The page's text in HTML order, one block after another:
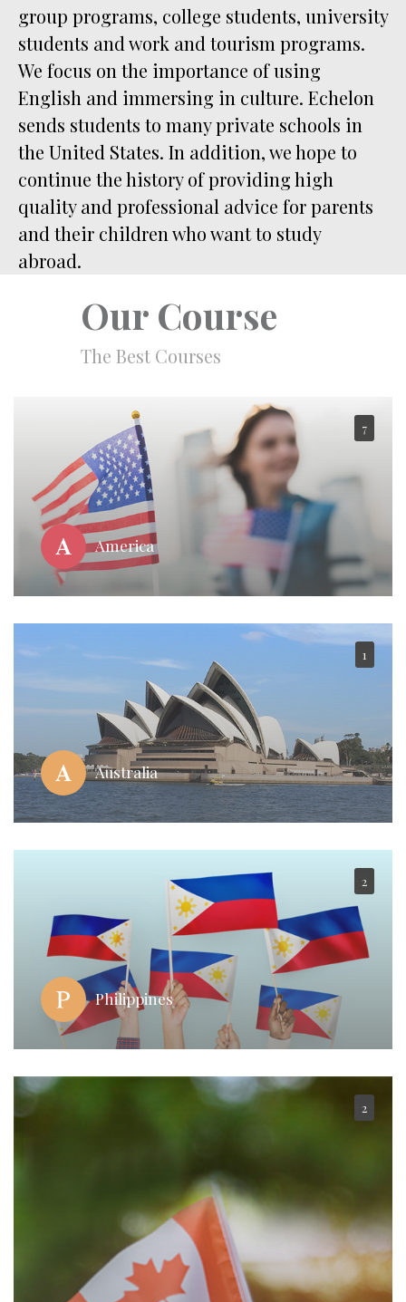
group programs, college students, university
students and work and tourism programs.
We focus on the importance of using
English and immersing in culture. Echelon
sends students to many private schools in
the United States. In addition, we hope to
continue the history of providing high
quality and professional advice for parents
and their children who want to study
abroad.
Our Course
The Best Courses
7
America
1
Australia
2
Philippines
2